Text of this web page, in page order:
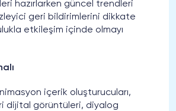
hazırlarken güncel trendleri
geri bildirimlerini dikkate
etkileşim içinde olmayı
içerik oluşturucuları,
dijital görüntüleri, diyalog